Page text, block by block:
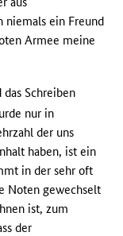
niemals ein Freund
Armee meine
das Schreiben
nur in
der uns
haben, ist ein
in der sehr oft
Noten gewechselt
ist, zum
der